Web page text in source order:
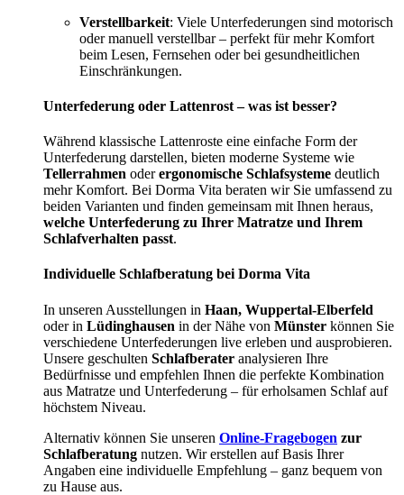
Verstellbarkeit: Viele Unterfederungen sind motorisch
oder manuell verstellbar – perfekt für mehr Komfort
beim Lesen, Fernsehen oder bei gesundheitlichen
Einschränkungen.
Unterfederung oder Lattenrost – was ist besser?
Während klassische Lattenroste eine einfache Form der
Unterfederung darstellen, bieten moderne Systeme wie
Tellerrahmen oderergonomische Schlafsysteme deutlich
mehr Komfort. Bei Dorma Vita beraten wir Sie umfassend zu
beiden Varianten und finden gemeinsam mit Ihnen heraus,
welche Unterfederung zu Ihrer Matratze und Ihrem
Schlafverhalten passt.
Individuelle Schlafberatung bei Dorma Vita
In unseren Ausstellungen in Haan, Wuppertal-Elberfeld
oder in Lüdinghausen in der Nähe von Münster können Sie
verschiedene Unterfederungen live erleben und ausprobieren.
Unsere geschulten Schlafberater analysieren Ihre
Bedürfnisse und empfehlen Ihnen die perfekte Kombination
aus Matratze und Unterfederung – für erholsamen Schlaf auf
höchstem Niveau.
Alternativ können Sie unseren Online-Fragebogen zur
Schlafberatung nutzen. Wir erstellen auf Basis Ihrer
Angaben eine individuelle Empfehlung – ganz bequem von
zu Hause aus.